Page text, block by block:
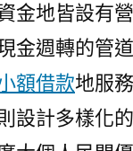
金地皆設有
金週轉的管
額借款地服
設計多樣化的